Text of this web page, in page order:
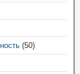
(50)